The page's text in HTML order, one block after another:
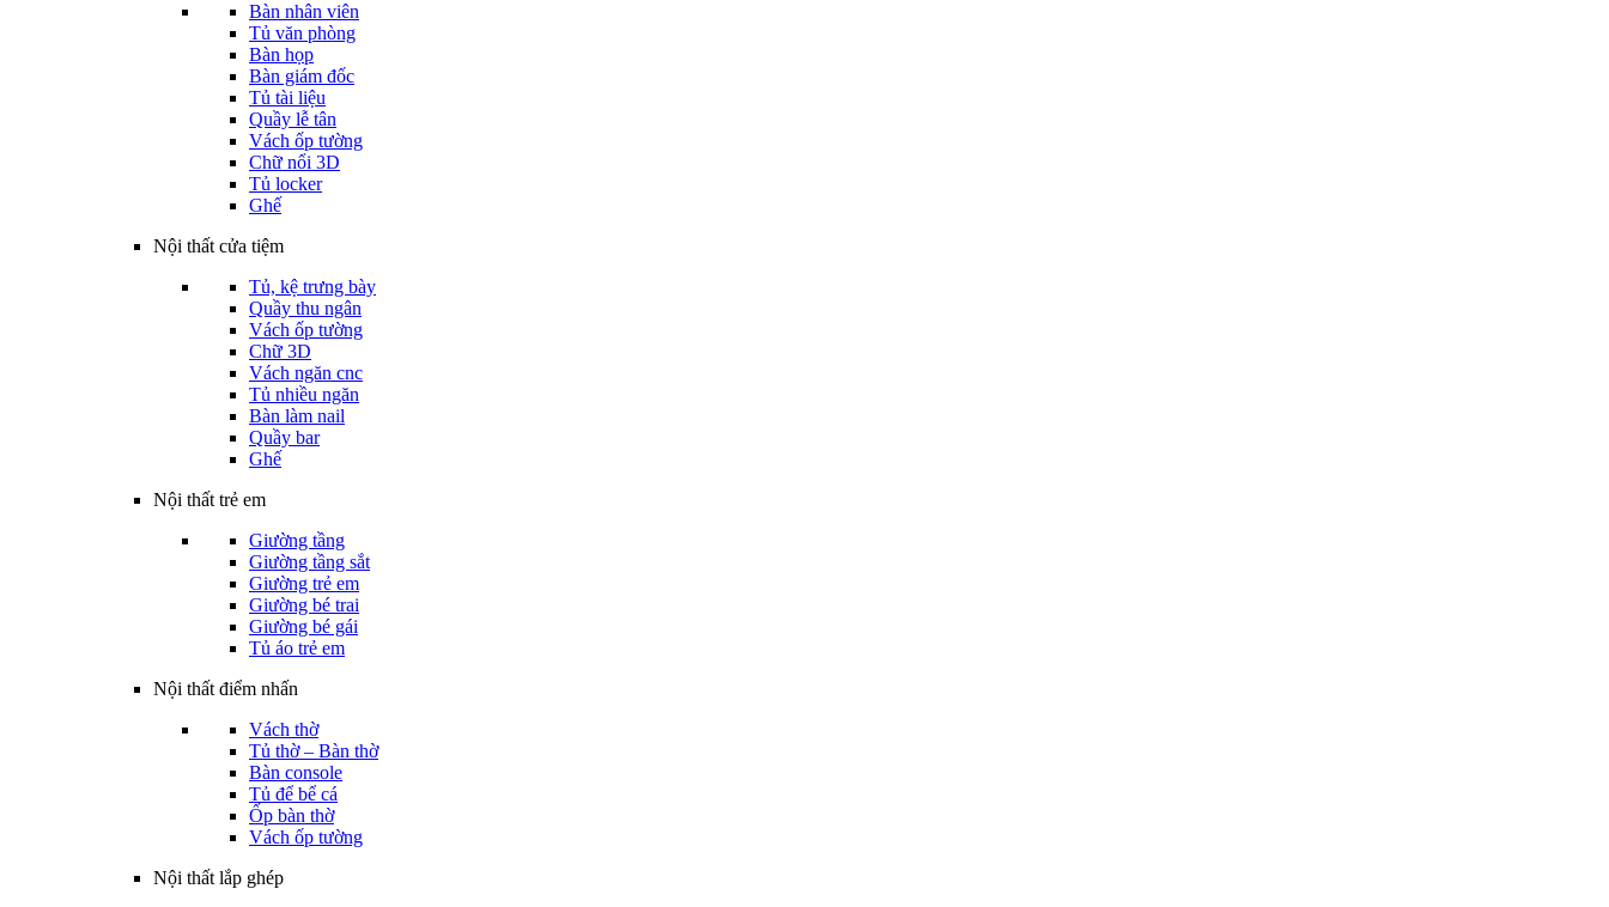
Bàn nhân viên
Tủ văn phòng
Bàn họp
Bàn giám đốc
Tủ tài liệu
Quầy lễ tân
Vách ốp tường
Chữ nổi 3D
Tủ locker
Ghế
Nội thất cửa tiệm
Tủ, kệ trưng bày
Quầy thu ngân
Vách ốp tường
Chữ 3D
Vách ngăn cnc
Tủ nhiều ngăn
Bàn làm nail
Quầy bar
Ghế
Nội thất trẻ em
Giường tầng
Giường tầng sắt
Giường trẻ em
Giường bé trai
Giường bé gái
Tủ áo trẻ em
Nội thất điểm nhấn
Vách thờ
Tủ thờ – Bàn thờ
Bàn console
Tủ để bể cá
Ốp bàn thờ
Vách ốp tường
Nội thất lắp ghép